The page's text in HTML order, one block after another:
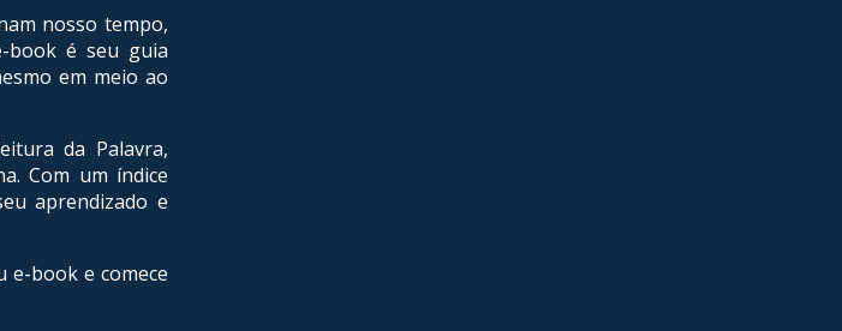
nosso tempo,
book é seu guia
em meio ao
da Palavra,
Com um índice
aprendizado e
e-book e comece